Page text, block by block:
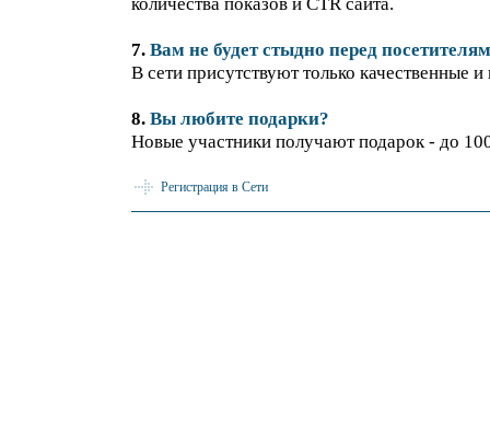
7. Вам не будет стыдно перед
В сети присутствуют только качественные
8. Вы любите подарки?
Новые участники получают подарок - до
Регистрация в Сети